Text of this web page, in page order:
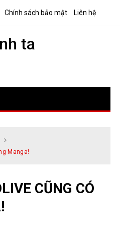
Chính sách bảo mật Liên hệ
ta
Manga!